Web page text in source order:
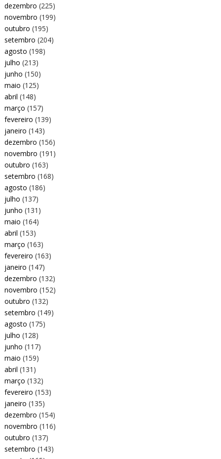
dezembro (225)
novembro (199)
outubro (195)
setembro (204)
agosto (198)
julho (213)
junho (150)
maio (125)
abril (148)
março (157)
fevereiro (139)
janeiro (143)
dezembro (156)
novembro (191)
outubro (163)
setembro (168)
agosto (186)
julho (137)
junho (131)
maio (164)
abril (153)
março (163)
fevereiro (163)
janeiro (147)
dezembro (132)
novembro (152)
outubro (132)
setembro (149)
agosto (175)
julho (128)
junho (117)
maio (159)
abril (131)
março (132)
fevereiro (153)
janeiro (135)
dezembro (154)
novembro (116)
outubro (137)
setembro (143)